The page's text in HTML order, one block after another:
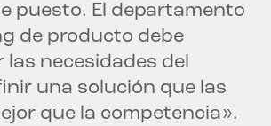
puesto. El departamento
de producto debe
las necesidades del
una solución que las
que la competencia».